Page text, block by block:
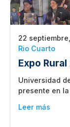
22
Rio Cuarto
Expo
Universidad
presente en la
Leer más